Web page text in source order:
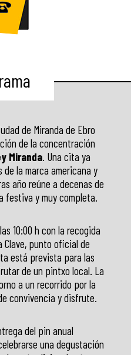
de Miranda de Ebro
de la concentración
Miranda. Una cita ya
la marca americana y
año reúne a decenas de
festiva y muy completa.
10:00 h con la recogida
Clave, punto oficial de
está prevista para las
de un pintxo local. La
a un recorrido por la
convivencia y disfrute.
del pin anual
una degustación